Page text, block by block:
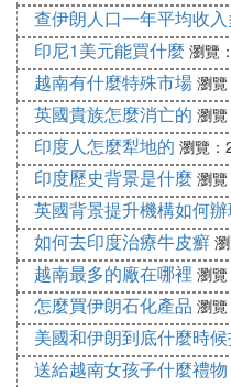
查伊朗人口一年平均收
印尼1美元能買什麼 瀏覽
越南有什麼特殊市場 瀏
英國貴族怎麼消亡的 瀏
印度人怎麼犁地的 瀏覽：
印度歷史背景是什麼 瀏
英國背景提升機構如何
如何去印度治療牛皮癬
越南最多的廠在哪裡 瀏覽
怎麼買伊朗石化產品 瀏
美國和伊朗到底什麼時
送給越南女孩子什麼禮物